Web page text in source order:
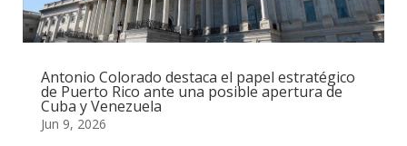
Antonio Colorado destaca el papel estratégico
de Puerto Rico ante una posible apertura de
Cuba y Venezuela
Jun 9, 2026